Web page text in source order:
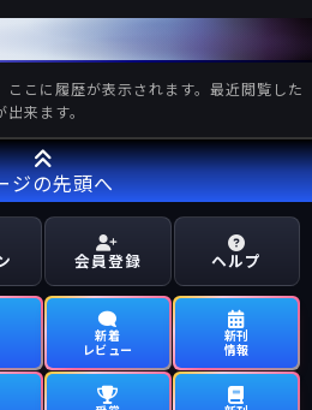
こに履歴が表示されます。最近閲覧した
来ます。
ジの先頭へ
会員登録 ヘルプ
新着
レビュー
新刊
情報